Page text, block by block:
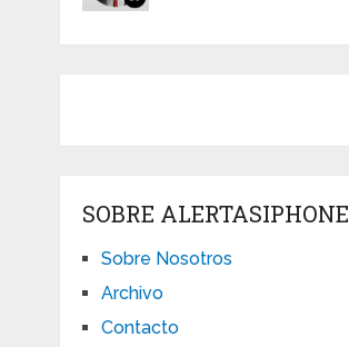
SOBRE ALERTASIPHONE
Sobre Nosotros
Archivo
Contacto